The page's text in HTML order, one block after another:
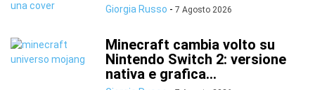
Giorgia Russo - 7 Agosto 2026
Minecraft cambia volto su
Nintendo Switch 2: versione
nativa e grafica...